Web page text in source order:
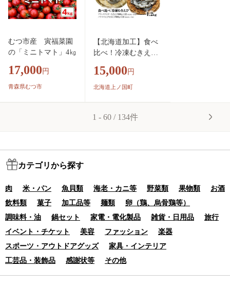
むつ市産 寅福菜園
の「ミニトマト」4㎏
17,000 円
青森県むつ市
【北海道加工】食べ
比べ！冷凍むきえ
タイガー＆バナメイ
エビ使用、無添加・
えび 冷凍エビ 冷
き海老 むきエビ
15,000 円
北海道上ノ国町
1 - 60 / 134件
カテゴリから探す
肉 米・パン 魚貝類 海老・カニ等 野菜類 果物類
お酒
飲料類
菓子 加工品等 麺類
卵（鶏、烏骨鶏等）
調味料・油
鍋セット 家電・電化製品 雑貨・日用品
旅行
イベント・チケット
美容 ファッション
楽器
スポーツ・アウトドアグッズ
家具・インテリア
工芸品・装飾品
感謝状等 その他